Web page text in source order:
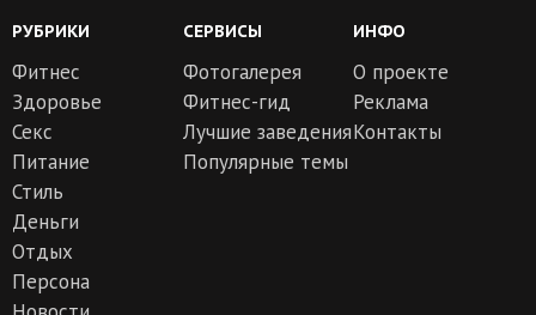
РУБРИКИ
Фитнес
Здоровье
Секс
Питание
Стиль
Деньги
Отдых
Персона
СЕРВИСЫ
Фотогалерея
Фитнес-гид
Лучшие заведения
Популярные темы
ИНФО
О проекте
Реклама
Контакты